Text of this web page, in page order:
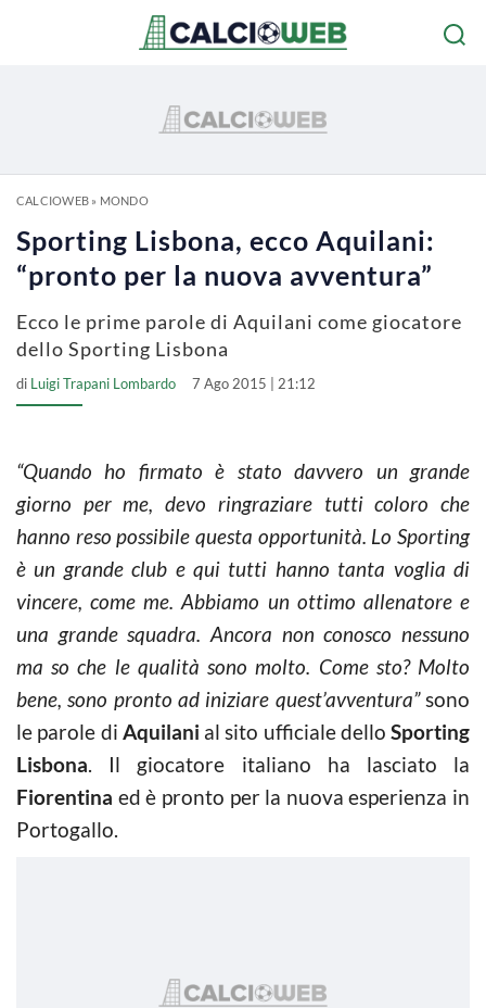
CALCIOWEB» MONDO
Sporting Lisbona, ecco Aquilani:
“pronto per la nuova avventura”
Ecco le prime parole di Aquilani come giocatore
dello Sporting Lisbona
di Luigi Trapani Lombardo 7 Ago 2015 | 21:12
“Quando ho firmato è stato davvero un grande
giorno per me, devo ringraziare tutti coloro che
hanno reso possibile questa opportunità. Lo Sporting
è un grande club e qui tutti hanno tanta voglia di
vincere, come me. Abbiamo un ottimo allenatore e
una grande squadra. Ancora non conosco nessuno
ma so che le qualità sono molto. Come sto? Molto
bene, sono pronto ad iniziare quest’avventura”sono
le parole di Aquilani al sito ufficiale dello Sporting
Lisbona. Il giocatore italiano ha lasciato la
Fiorentina ed è pronto per la nuova esperienza in
Portogallo.